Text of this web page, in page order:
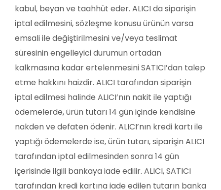
kabul, beyan ve taahhüt eder. ALICI da siparişin
iptal edilmesini, sözleşme konusu ürünün varsa
emsali ile değiştirilmesini ve/veya teslimat
süresinin engelleyici durumun ortadan
kalkmasına kadar ertelenmesini SATICI’dan talep
etme hakkını haizdir. ALICI tarafından siparişin
iptal edilmesi halinde ALICI’nın nakit ile yaptığı
ödemelerde, ürün tutarı 14 gün içinde kendisine
nakden ve defaten ödenir. ALICI’nın kredi kartı ile
yaptığı ödemelerde ise, ürün tutarı, siparişin ALICI
tarafından iptal edilmesinden sonra 14 gün
içerisinde ilgili bankaya iade edilir. ALICI, SATICI
tarafından kredi kartına iade edilen tutarın banka